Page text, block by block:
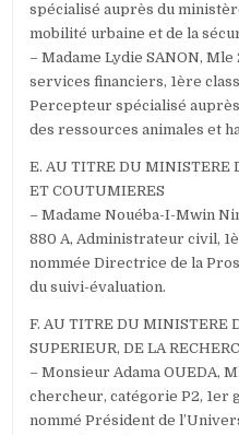
spécialisé auprès du
mobilité urbaine et de la
– Madame Lydie SANON,
services financiers, 1ère
Percepteur spécialisé
des ressources animales et
E. AU TITRE DU MINISTERE
ET COUTUMIERES
– Madame Nouéba-I-Mwin
880 A, Administrateur civil,
nommée Directrice de la
du suivi-évaluation.
F. AU TITRE DU MINISTERE
SUPERIEUR, DE LA
– Monsieur Adama OUEDA,
chercheur, catégorie P2, 1er
nommé Président de